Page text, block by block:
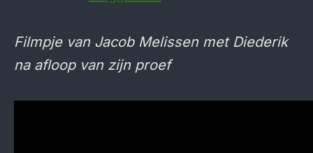
Filmpje van Jacob Melissen met Diederik
na afloop van zijn proef